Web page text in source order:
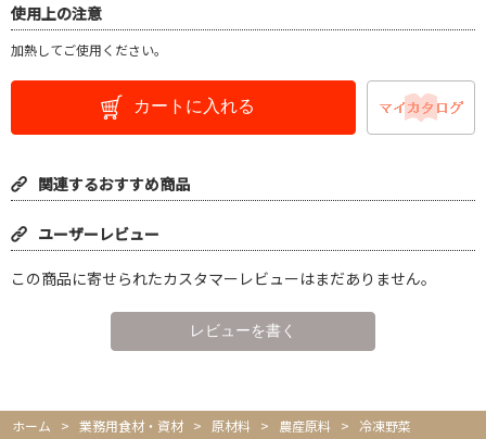
使用上の注意
加熱してご使用ください。
カートに入れる
関連するおすすめ商品
ユーザーレビュー
この商品に寄せられたカスタマーレビューはまだありません。
ホーム > 業務用食材・資材 > 原材料 > 農産原料 > 冷凍野菜